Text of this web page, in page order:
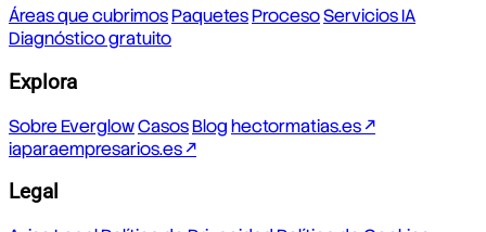
Áreas que cubrimosPaquetesProcesoServicios IA
Diagnóstico gratuito
Explora
Sobre EverglowCasosBloghectormatias.es ↗
iaparaempresarios.es ↗
Legal